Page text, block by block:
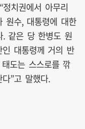
치권에서 아무리
원수, 대통령에 대한
. 같은 당 한병도 원
대통령께 거의 반
도는 스스로를 깎
”고 말했다.